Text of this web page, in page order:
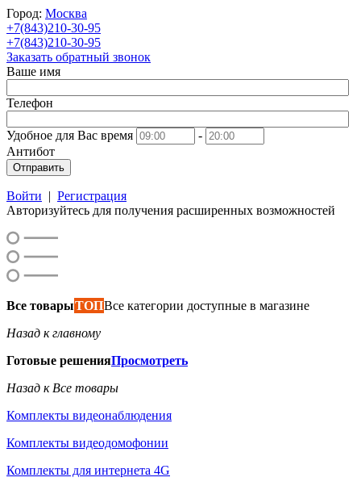
Город: Москва
+7(843)210-30-95
+7(843)210-30-95
Заказать обратный звонок
Ваше имя
Телефон
Удобное для Вас время
-
Антибот
Отправить
Войти | Регистрация
Авторизуйтесь для получения расширенных возможностей
Все товарыТОПВсе категории доступные в магазине
Назад к главному
Готовые решенияПросмотреть
Назад к Все товары
Комплекты видеонаблюдения
Комплекты видеодомофонии
Комплекты для интернета 4G